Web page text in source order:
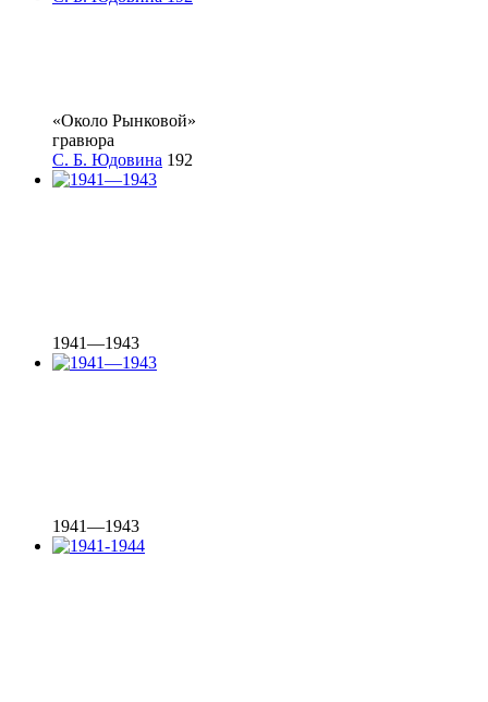
«Около Рынковой»
гравюра
С. Б. Юдовина 192
1941—1943
1941—1943